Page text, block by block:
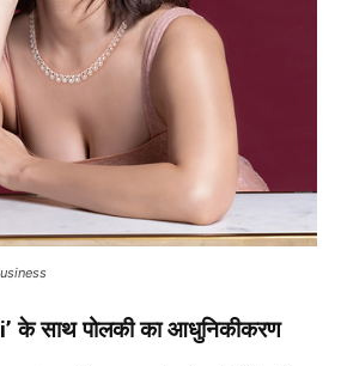
के साथ पोलकी का आधुनिकीकरण